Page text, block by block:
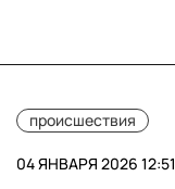
происшествия
04 ЯНВАРЯ 2026 12:51